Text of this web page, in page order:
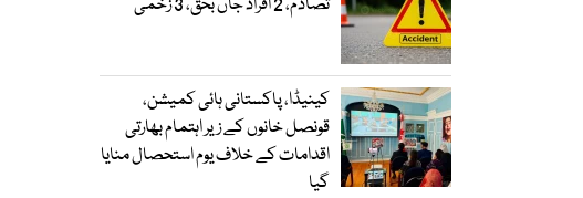
تصادم، 2 افراد جاں بحق، 3 زخمی
کینیڈا، پاکستانی ہائی کمیشن،
قونصل خانوں کے زیر اہتمام بھارتی
اقدامات کے خلاف یوم استحصال منایا
گیا